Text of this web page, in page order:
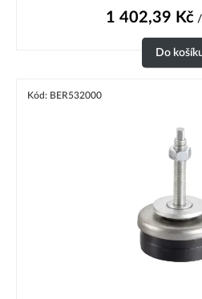
1 402,39 Kč/
Do
Kód: BER532000